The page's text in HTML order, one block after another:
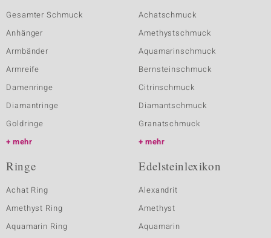
Gesamter Schmuck
Anhänger
Armbänder
Armreife
Damenringe
Diamantringe
Goldringe
mehr
Achatschmuck
Amethystschmuck
Aquamarinschmuck
Bernsteinschmuck
Citrinschmuck
Diamantschmuck
Granatschmuck
mehr
Ringe
Achat Ring
Amethyst Ring
Aquamarin Ring
Edelsteinlexikon
Alexandrit
Amethyst
Aquamarin